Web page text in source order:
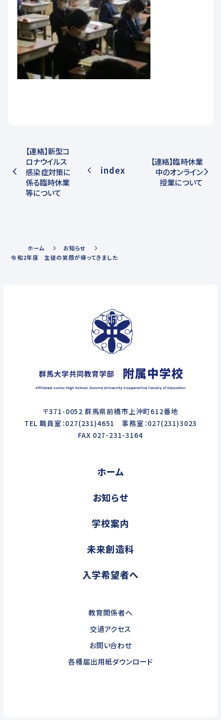
【連絡】新型コ
ロナウイルス
感染症対策に
係る臨時休業
等について
index
【連絡】臨時休業
中のオンライン
授業について
ホーム
お知らせ
令和2年度 生徒の笑顔が帰ってきました
〒371-0052 群馬県前橋市上沖町612番地
TEL 職員室：027(231)4651 事務室：027(231)3023
FAX 027-231-3164
ホーム
お知らせ
学校案内
未来創造科
入学希望者へ
教育関係者へ
交通アクセス
お問い合わせ
各種届出用紙ダウンロード